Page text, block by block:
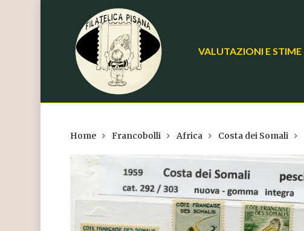
VALUTAZIONI E STIME
Home Francobolli Africa Costa dei Somali